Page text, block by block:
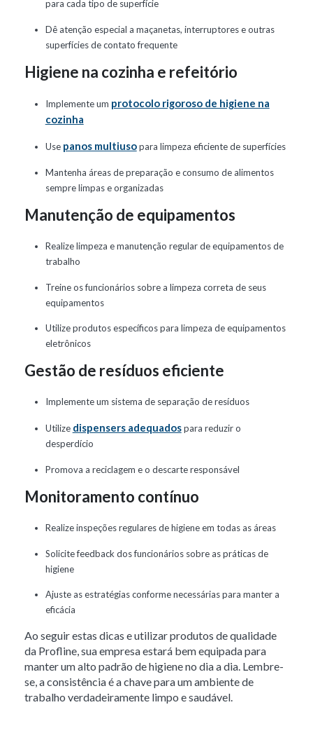
para cada tipo de superfície
Dê atenção especial a maçanetas, interruptores e outras
superfícies de contato frequente
Higiene na cozinha e refeitório
Implemente um protocolo rigoroso de higiene na
cozinha
Use panos multiusopara limpeza eficiente de superfícies
Mantenha áreas de preparação e consumo de alimentos
sempre limpas e organizadas
Manutenção de equipamentos
Realize limpeza e manutenção regular de equipamentos de
trabalho
Treine os funcionários sobre a limpeza correta de seus
equipamentos
Utilize produtos específicos para limpeza de equipamentos
eletrônicos
Gestão de resíduos eficiente
Implemente um sistema de separação de resíduos
Utilize dispensers adequadospara reduzir o
desperdício
Promova a reciclagem e o descarte responsável
Monitoramento contínuo
Realize inspeções regulares de higiene em todas as áreas
Solicite feedback dos funcionários sobre as práticas de
higiene
Ajuste as estratégias conforme necessárias para manter a
eficácia
Ao seguir estas dicas e utilizar produtos de qualidade
da Profline, sua empresa estará bem equipada para
manter um alto padrão de higiene no dia a dia. Lembre-
se, a consistência é a chave para um ambiente de
trabalho verdadeiramente limpo e saudável.